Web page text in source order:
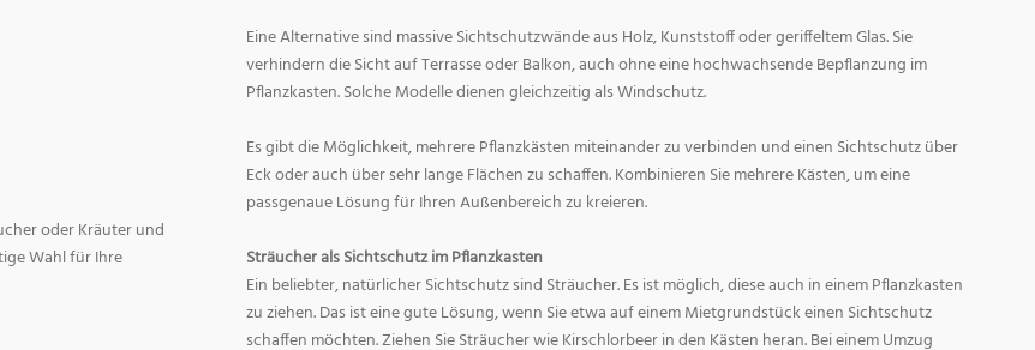
oder Kräuter und
Wahl für Ihre
Eine Alternative sind massive Sichtschutzwände aus Holz, Kunststoff oder geriffeltem Glas. Sie
verhindern die Sicht auf Terrasse oder Balkon, auch ohne eine hochwachsende Bepflanzung im
Pflanzkasten. Solche Modelle dienen gleichzeitig als Windschutz.
Es gibt die Möglichkeit, mehrere Pflanzkästen miteinander zu verbinden und einen Sichtschutz über
Eck oder auch über sehr lange Flächen zu schaffen. Kombinieren Sie mehrere Kästen, um eine
passgenaue Lösung für Ihren Außenbereich zu kreieren.
Sträucher als Sichtschutz im Pflanzkasten
Ein beliebter, natürlicher Sichtschutz sind Sträucher. Es ist möglich, diese auch in einem Pflanzkasten
zu ziehen. Das ist eine gute Lösung, wenn Sie etwa auf einem Mietgrundstück einen Sichtschutz
schaffen möchten. Ziehen Sie Sträucher wie Kirschlorbeer in den Kästen heran. Bei einem Umzug